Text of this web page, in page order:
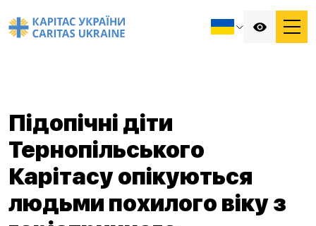
Підопічні діти
Тернопільського
Карітасу опікуються
людьми похилого віку з